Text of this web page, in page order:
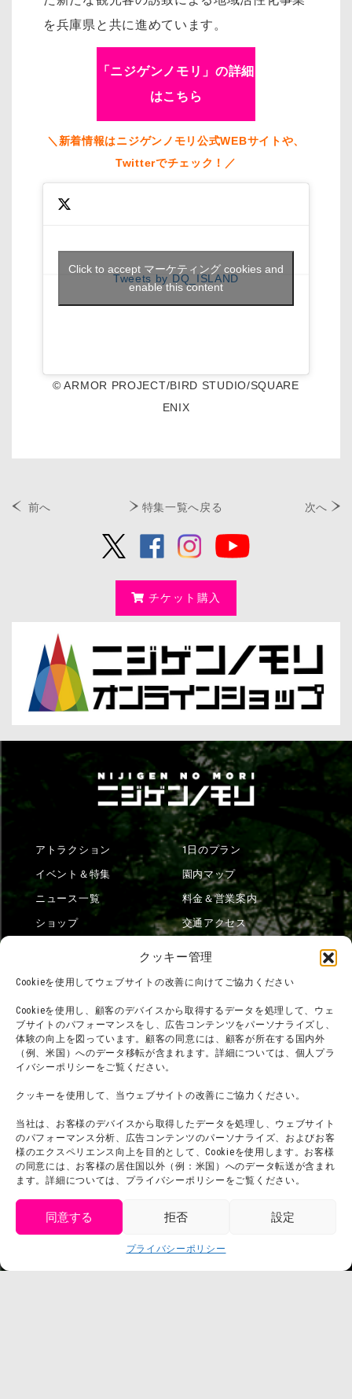
クッキー管理
Cookieを使用してウェブサイトの改善に向けてご協力ください
Cookieを使用し、顧客のデバイスから取得するデータを処理して、ウェ
ブサイトのパフォーマンスをし、広告コンテンツをパーソナライズし、
体験の向上を図っています。顧客の同意には、顧客が所在する国内外
（例、米国）へのデータ移転が含まれます。詳細については、個人プラ
イバシーポリシーをご覧ください。
クッキーを使用して、当ウェブサイトの改善にご協力ください。
当社は、お客様のデバイスから取得したデータを処理し、ウェブサイト
のパフォーマンス分析、広告コンテンツのパーソナライズ、およびお客
様のエクスペリエンス向上を目的として、Cookieを使用します。お客様
の同意には、お客様の居住国以外（例：米国）へのデータ転送が含まれ
ます。詳細については、プライバシーポリシーをご覧ください。
同意する 拒否 設定
プライバシーポリシー
を兵庫県と共に進めています。
「ニジゲンノモリ」の詳細
はこちら
＼新着情報はニジゲンノモリ公式WEBサイトや、
Twitterでチェック！／
Tweets by DQ_ISLAND
Click to accept マーケティング cookies and
enable this content
© ARMOR PROJECT/BIRD STUDIO/SQUARE
ENIX
前へ 特集一覧へ戻る 次へ
チケット購入
アトラクション
イベント＆特集
ニュース一覧
ショップ
1日のプラン
園内マップ
料金＆営業案内
交通アクセス
団体利用について
お問い合わせ
利用規約
プライバシーポリシー
プレスリリース
メディア掲載実績
会社概要
スタッフ募集